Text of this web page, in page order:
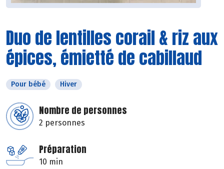
Duo de lentilles corail & riz aux
épices, émietté de cabillaud
Pour bébé Hiver
Nombre de personnes
2 personnes
Préparation
10 min